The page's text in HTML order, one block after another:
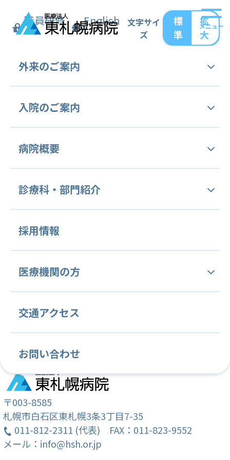
職員研修 English
文字サイ
ズ
標
準
拡
大
外来のご案内
外来受診手続き
外来担当表
病をよく識(し)る外来 (病理相談外来)
人間ドック
入院のご案内
入院のご案内
面会のご案内
病院概要
ご挨拶
交通アクセス
理念と基本方針
病院施設案内
常勤医師紹介
クリニカルインディケーター
診療科・ 部門紹介
診療科等のご案内
内科 腫瘍内科
消化器内科
脳神経内科 放射線科
消化器外科
緩和ケア外科 整形外科
中央管理部門
診療情報管理部門
輸血部 病理診断部
臨床検査部
薬剤課
栄養課
がん相談支援センター (地域連携室・MSW)
看護部
クリニカルラダー
教育計画
採用情報
医療機関の方
当院関連文書
各種ご依頼について
臨床研修のご案内
交通アクセス
お問い合わせ
メニュー
トップ
オレンジコーディネーターの活動
チームオレンジからお知らせ
チームオレンジからお知らせ
認知症の方とご家族・関心のある方の集いの場
であるスマイルオレンジ東札幌・北白石が令和
東札幌会館 →第1・第3金曜日13:30～15:30
北郷瑞穂会館 →第2・第4水曜日9:30～11:30
〒003-8585
札幌市白石区東札幌3条3丁目7-35
011-812-2311 (代表) FAX：011-823-9552
メール：info@hsh.or.jp